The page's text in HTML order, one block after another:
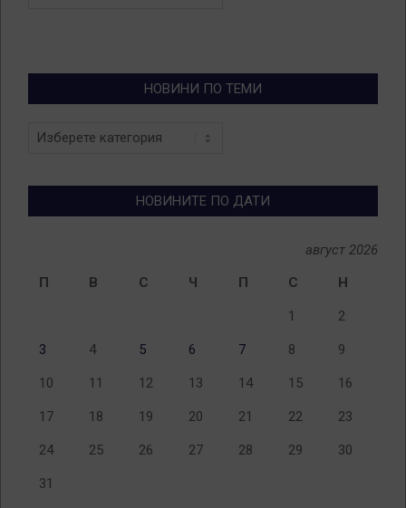
НОВИНИ ПО ТЕМИ
Новини
НОВИНИТЕ ПО ДАТИ
август 2026
П
В С Ч П С Н
1 2
3 4 5 6 7 8 9
10 11 12 13 14 15 16
17 18 19 20 21 22 23
24 25 26 27 28 29 30
31